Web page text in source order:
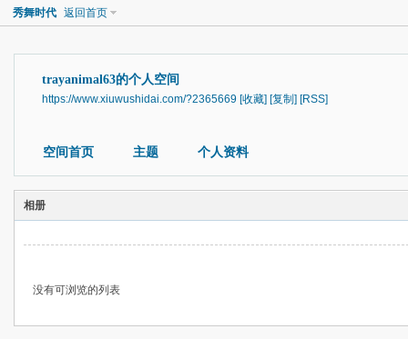
秀舞时代 返回首页
trayanimal63的个人空间
https://www.xiuwushidai.com/?2365669 [收藏] [复制] [RSS]
空间首页 主题 个人资料
相册
没有可浏览的列表